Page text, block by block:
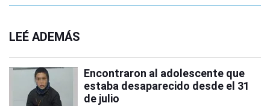
LEÉ ADEMÁS
Encontraron al adolescente que
estaba desaparecido desde el 31
de julio